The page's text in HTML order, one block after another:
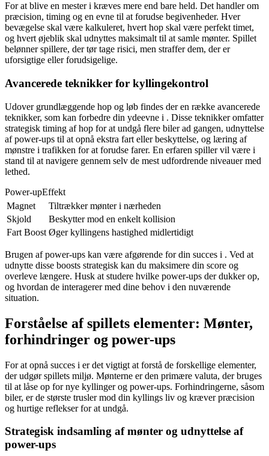
For at blive en mester i kræves mere end bare held. Det handler om
præcision, timing og en evne til at forudse begivenheder. Hver
bevægelse skal være kalkuleret, hvert hop skal være perfekt timet,
og hvert øjeblik skal udnyttes maksimalt til at samle mønter. Spillet
belønner spillere, der tør tage risici, men straffer dem, der er
uforsigtige eller forudsigelige.
Avancerede teknikker for kyllingekontrol
Udover grundlæggende hop og løb findes der en række avancerede
teknikker, som kan forbedre din ydeevne i . Disse teknikker omfatter
strategisk timing af hop for at undgå flere biler ad gangen, udnyttelse
af power-ups til at opnå ekstra fart eller beskyttelse, og læring af
mønstre i trafikken for at forudse farer. En erfaren spiller vil være i
stand til at navigere gennem selv de mest udfordrende niveauer med
lethed.
Power-upEffekt
Magnet
Tiltrækker mønter i nærheden
Skjold
Beskytter mod en enkelt kollision
Fart Boost Øger kyllingens hastighed midlertidigt
Brugen af power-ups kan være afgørende for din succes i . Ved at
udnytte disse boosts strategisk kan du maksimere din score og
overleve længere. Husk at studere hvilke power-ups der dukker op,
og hvordan de interagerer med dine behov i den nuværende
situation.
Forståelse af spillets elementer: Mønter,
forhindringer og power-ups
For at opnå succes i er det vigtigt at forstå de forskellige elementer,
der udgør spillets miljø. Mønterne er den primære valuta, der bruges
til at låse op for nye kyllinger og power-ups. Forhindringerne, såsom
biler, er de største trusler mod din kyllings liv og kræver præcision
og hurtige reflekser for at undgå.
Strategisk indsamling af mønter og udnyttelse af
power-ups